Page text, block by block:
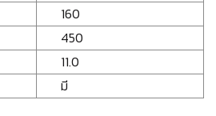
160
450
11.0
มี